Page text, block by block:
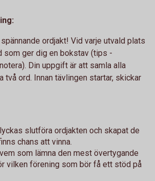
ordjakt! Vid varje utvald plats
som ger dig en bokstav (tips -
Din uppgift är att samla alla
två ord. Innan tävlingen startar, skickar
slutföra ordjakten och skapat de
chans att vinna.
som lämna den mest övertygande
vilken förening som bör få ett stöd på